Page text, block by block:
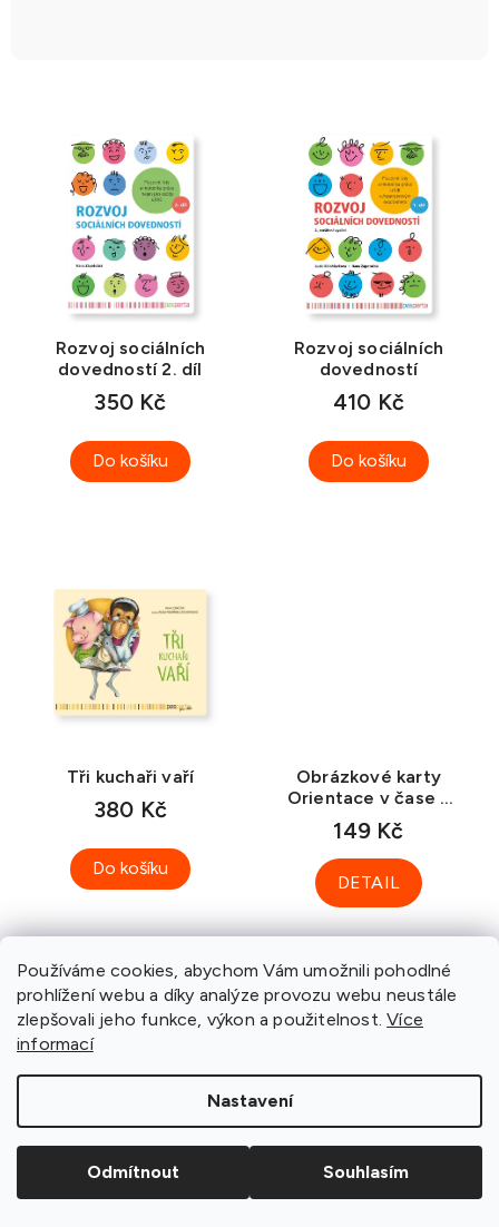
Používáme cookies, abychom Vám umožnili pohodlné
prohlížení webu a díky analýze provozu webu neustále
zlepšovali jeho funkce, výkon a použitelnost.Více
informací
Nastavení
Odmítnout Souhlasím
Rozvoj sociálních
dovedností 2. díl
350 Kč
Do košíku
Rozvoj sociálních
dovedností
410 Kč
Do košíku
Tři kuchaři vaří
380 Kč
Do košíku
Obrázkové karty
Orientace v čase a
prostoru – aktivity
149 Kč
DETAIL